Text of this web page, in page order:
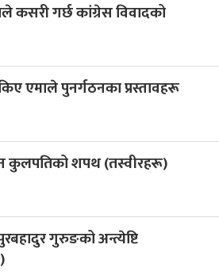
कसरी गर्छ कांग्रेस विवादको
एमाले पुनर्गठनका प्रस्तावहरू
कुलपतिको शपथ (तस्वीरहरू)
गुरुङको अन्त्येष्टि